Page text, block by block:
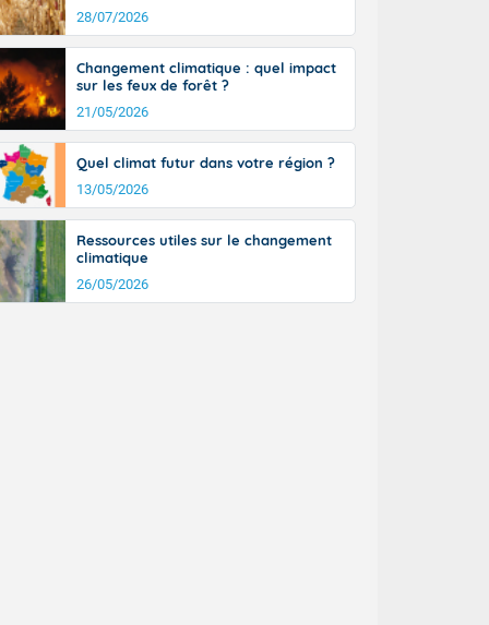
Rhône-
entrées
aux
du
peuvent
nord-
les rafales
et sur le
vallée
28/07/2026
Changement climatique : quel impact
sur les feux de forêt ?
21/05/2026
Quel climat futur dans votre région ?
13/05/2026
Ressources utiles sur le changement
climatique
26/05/2026